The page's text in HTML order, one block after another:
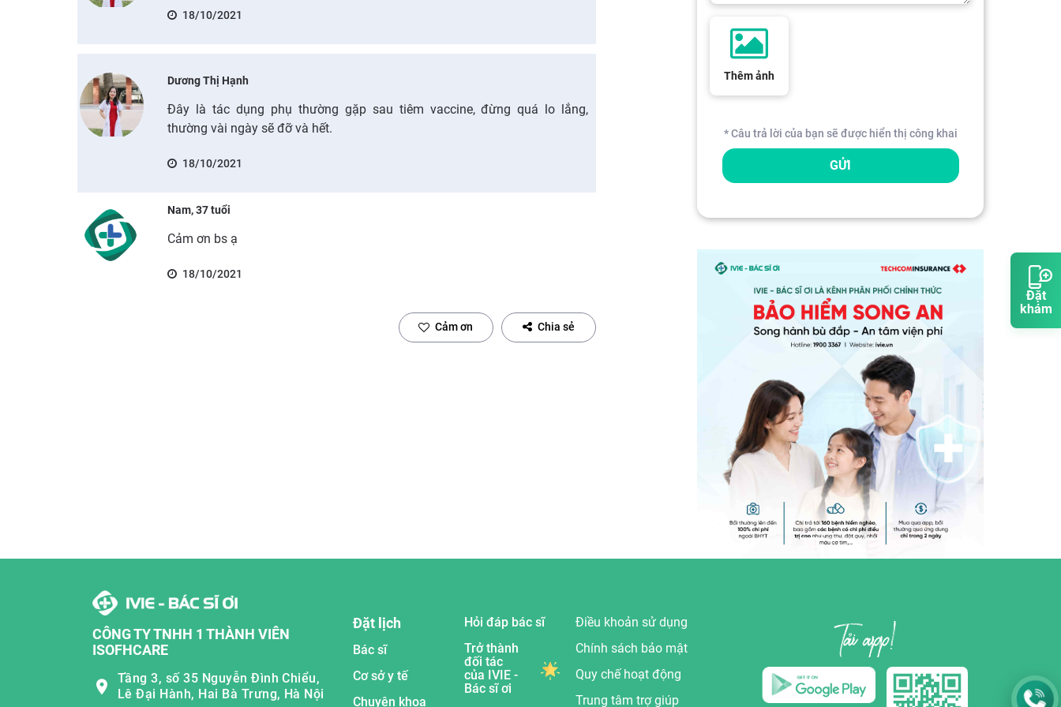
Đặt
khám
18/10/2021
Dương Thị Hạnh
Đây là tác dụng phụ thường gặp sau tiêm vaccine, đừng quá lo lắng,
thường vài ngày sẽ đỡ và hết.
18/10/2021
Nam, 37 tuổi
Cảm ơn bs ạ
18/10/2021
Cảm ơn Chia sẻ
Thêm ảnh
* Câu trả lời của bạn sẽ được hiển thị công khai
GỬI
CÔNG TY TNHH 1 THÀNH VIÊN
ISOFHCARE
Tầng 3, số 35 Nguyễn Đình Chiểu,
Lê Đại Hành, Hai Bà Trưng, Hà Nội
Đặt lịch
Bác sĩ
Cơ sở y tế
Chuyên khoa
Hỏi đáp bác sĩ
Trở thành
đối tác
của IVIE -
Bác sĩ ơi
Điều khoản sử dụng
Chính sách bảo mật
Quy chế hoạt động
Trung tâm trợ giúp